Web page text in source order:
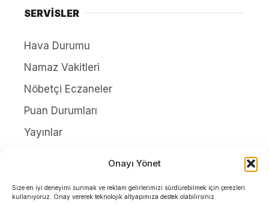
Onayı Yönet
Size en iyi deneyimi sunmak ve reklam gelirlerimizi sürdürebilmek için çerezleri
kullanıyoruz. Onay vererek teknolojik altyapımıza destek olabilirsiniz.
SERVİSLER
Hava Durumu
Namaz Vakitleri
Nöbetçi Eczaneler
Puan Durumları
Yayınlar
İletişim